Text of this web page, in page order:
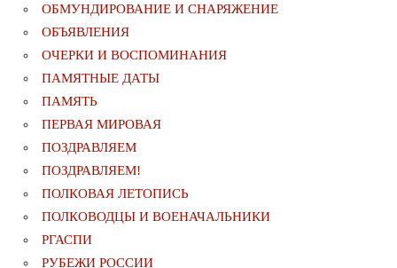
ОБМУНДИРОВАНИЕ И СНАРЯЖЕНИЕ
ОБЪЯВЛЕНИЯ
ОЧЕРКИ И ВОСПОМИНАНИЯ
ПАМЯТНЫЕ ДАТЫ
ПАМЯТЬ
ПЕРВАЯ МИРОВАЯ
ПОЗДРАВЛЯЕМ
ПОЗДРАВЛЯЕМ!
ПОЛКОВАЯ ЛЕТОПИСЬ
ПОЛКОВОДЦЫ И ВОЕНАЧАЛЬНИКИ
РГАСПИ
РУБЕЖИ РОССИИ